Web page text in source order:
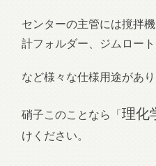
センターの主管には撹拌
計フォルダー、ジムロート
など様々な仕様用途があり
硝子このことなら「理化
けください。